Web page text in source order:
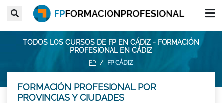
TODOS LOS CURSOS DE FP EN CÁDIZ - FORMACIÓN
PROFESIONAL EN CÁDIZ
FP FP CÁDIZ
FORMACIÓN PROFESIONAL POR
PROVINCIAS Y CIUDADES